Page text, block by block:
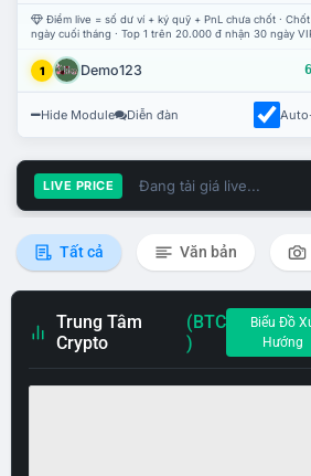
Điểm live = số dư ví + ký quỹ + PnL chưa chốt ·
ngày cuối tháng · Top 1 trên 20.000 đ nhận 30 ngày
1 Demo123
Hide Module Diễn đàn
LIVE PRICE Đang tải giá live...
Tất cả Văn bản
Trung Tâm
Crypto
(BTC
)
Biểu Đồ
Hướng